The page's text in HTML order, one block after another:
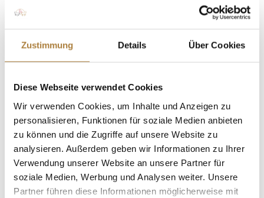
Zustimmung Details Über Cookies
Diese Webseite verwendet Cookies
Wir verwenden Cookies, um Inhalte und Anzeigen zu
personalisieren, Funktionen für soziale Medien anbieten
zu können und die Zugriffe auf unsere Website zu
analysieren. Außerdem geben wir Informationen zu Ihrer
Verwendung unserer Website an unsere Partner für
soziale Medien, Werbung und Analysen weiter. Unsere
Partner führen diese Informationen möglicherweise mit
Auftakt von Deutschlands U25 Springpokal in
Mannheim
vonKim Kreling|08. April 2018|Deutschlands U25
Wo Träume wahr werden… Mannheim. Mathis
Schwentker ist „kein Typ, der abhebt“, so sagt er
selbst. In Mannheim hat er es dennoch getan – im
wahrsten Sinne des Wortes. Mit For Pleasure-Sohn
For Success siegte er im vergangenen Jahr bei der
ersten Etappe von...